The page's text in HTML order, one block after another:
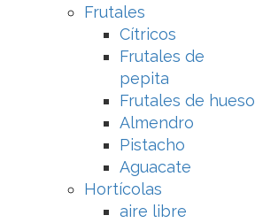
Frutales
Cítricos
Frutales de
pepita
Frutales de hueso
Almendro
Pistacho
Aguacate
Hortícolas
aire libre